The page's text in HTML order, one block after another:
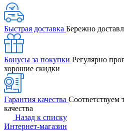
Быстрая доставка Бережно
Бонусы за покупки Регулярно
хорошие скидки
Гарантия качества Соответствуем
качества
Назад к списку
Интернет-магазин